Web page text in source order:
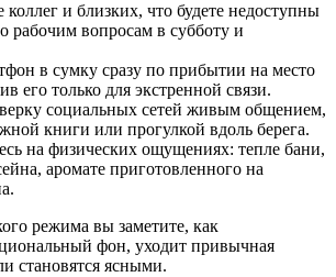
коллег и близких, что будете недоступны
рабочим вопросам в субботу и
в сумку сразу по прибытии на место
его только для экстренной связи.
социальных сетей живым общением,
книги или прогулкой вдоль берега.
на физических ощущениях: тепле бани,
аромате приготовленного на
режима вы заметите, как
фон, уходит привычная
становятся ясными.